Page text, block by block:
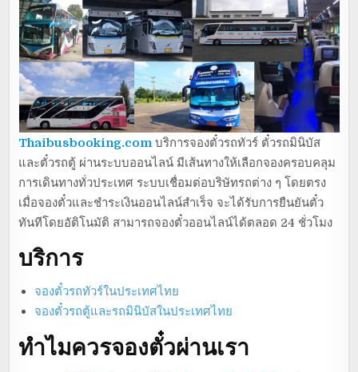
Thaibusbooking.com บริการจองตั๋วรถทัวร์ ตั๋วรถมินิบัส
และตั๋วรถตู้ ผ่านระบบออนไลน์ มีเส้นทางให้เลือกจองครอบคลุม
การเดินทางทั่วประเทศ ระบบเชื่อมต่อบริษัทรถต่าง ๆ โดยตรง
เมื่อจองตั๋วและชำระเงินออนไลน์สำเร็จ จะได้รับการยืนยันตั๋ว
ทันทีโดยอัติโนมัติ สามารถจองตั๋วออนไลน์ได้ตลอด 24 ชั่วโมง
บริการ
จองตั๋วรถทัวร์ในประเทศไทย
จองตั๋วรถตู้และรถมินิบัสในประเทศไทย
ทำไมควรจองตั๋วผ่านเรา